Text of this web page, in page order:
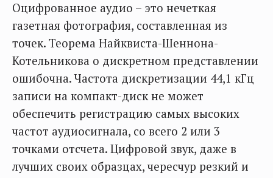
Оцифрованное аудио – это нечеткая
газетная фотография, составленная из
точек. Теорема Найквиста-Шеннона-
Котельникова о дискретном представлении
ошибочна. Частота дискретизации 44,1 кГц
записи на компакт-диск не может
обеспечить регистрацию самых высоких
частот аудиосигнала, со всего 2 или 3
точками отсчета. Цифровой звук, даже в
лучших своих образцах, чересчур резкий и